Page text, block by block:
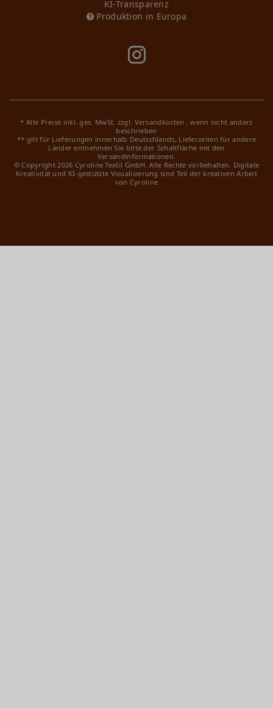
KI-Transparenz
Produktion in Europa
* Alle Preise inkl. ges. MwSt. zzgl. Versandkosten , wenn nicht anders
beschrieben
** gilt für Lieferungen innerhalb Deutschlands, Lieferzeiten für andere
Länder entnehmen Sie bitte der Schaltfläche mit den
Versandinformationen.
© Copyright 2026 Cyroline Textil GmbH. Alle Rechte vorbehalten. Digitale
Kreativität und KI-gestützte Visualisierung sind Teil der kreativen Arbeit
von Cyroline